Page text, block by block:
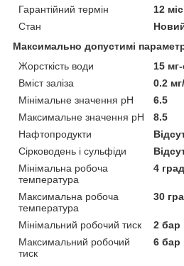
Гарантійний термін
12 міс
Стан
Максимально допустимі
Жорсткість води
15
Вміст заліза
0.2
Мінімальне значення pH
6.5
Максимальне значення pH
8.5
Нафтопродукти
Сірководень і сульфіди
Мінімальна робоча
температура
4
Максимальна робоча
температура
30
Мінімальний робочий тиск
2 бар
Максимальний робочий
тиск
6 бар